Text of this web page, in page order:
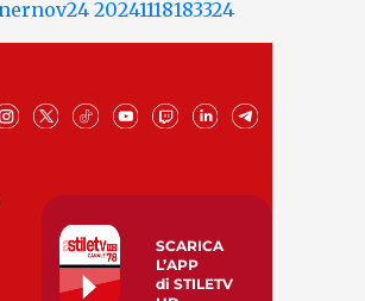
SCARICA
L’APP
di STILETV